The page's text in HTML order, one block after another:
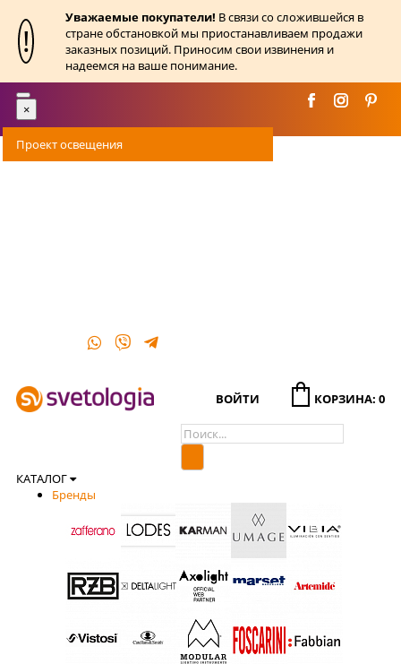
!
Уважаемые покупатели! В связи со сложившейся в
стране обстановкой мы приостанавливаем продажи
заказных позиций. Приносим свои извинения и
надеемся на ваше понимание.
Toggle
navigation
×
Проект освещения
ВОЙТИ КОРЗИНА: 0
КАТАЛОГ
Бренды